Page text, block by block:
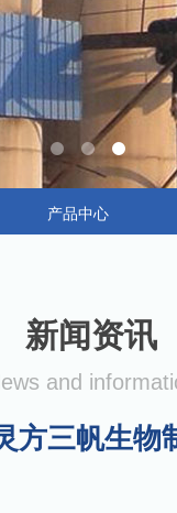
产品中心
新闻资讯
and
方三帆生物